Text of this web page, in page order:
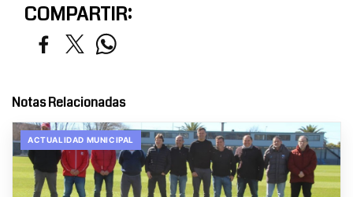
COMPARTIR:
Notas Relacionadas
ACTUALIDAD MUNICIPAL